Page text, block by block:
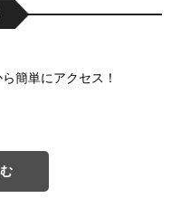
簡単にアクセス！